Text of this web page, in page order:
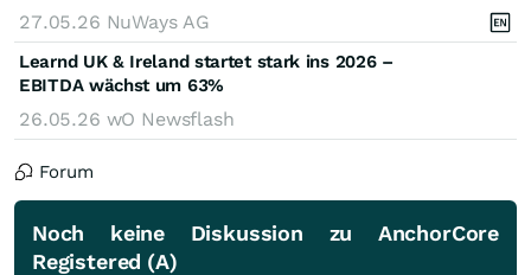
27.05.26 NuWays AG
Learnd UK & Ireland startet stark ins 2026 –
EBITDA wächst um 63%
26.05.26 wO Newsflash
Forum
Noch keine Diskussion zu AnchorCore
Registered (A)